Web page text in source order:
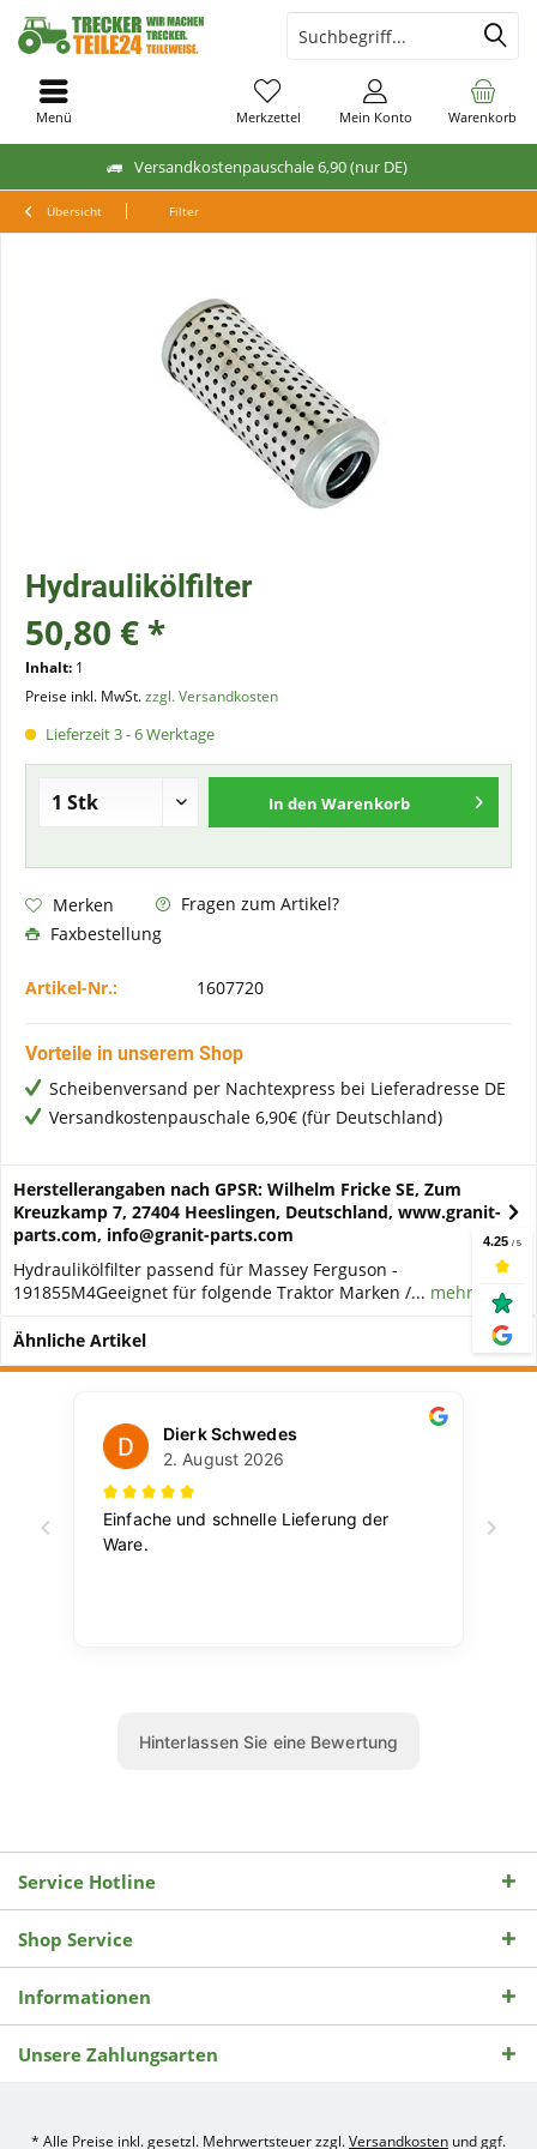
Versandkostenpauschale 6,90 (nur DE)
Warenkorb
Merkzettel Mein Konto
Menü
Übersicht Filter
Hydraulikölfilter
50,80 € *
Inhalt: 1
Preise inkl. MwSt.zzgl. Versandkosten
Lieferzeit 3 - 6 Werktage
In den Warenkorb
Merken
Fragen zum Artikel?
Faxbestellung
Artikel-Nr.: 1607720
Vorteile in unserem Shop
Scheibenversand per Nachtexpress bei Lieferadresse DE
Versandkostenpauschale 6,90€ (für Deutschland)
Herstellerangaben nach GPSR: Wilhelm Fricke SE, Zum
Kreuzkamp 7, 27404 Heeslingen, Deutschland, www.granit-
parts.com, info@granit-parts.com
Hydraulikölfilter passend für Massey Ferguson -
191855M4Geeignet für folgende Traktor Marken /... mehr
Ähnliche Artikel
Service Hotline
Shop Service
Informationen
Unsere Zahlungsarten
* Alle Preise inkl. gesetzl. Mehrwertsteuer zzgl.Versandkosten und ggf.